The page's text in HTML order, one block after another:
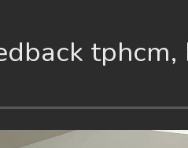
tphcm,